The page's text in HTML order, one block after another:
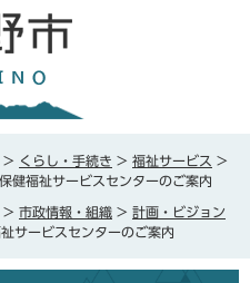
> くらし・手続き > 福祉サービス >
保健福祉サービスセンターのご案内
> 市政情報・組織 > 計画・ビジョン
サービスセンターのご案内